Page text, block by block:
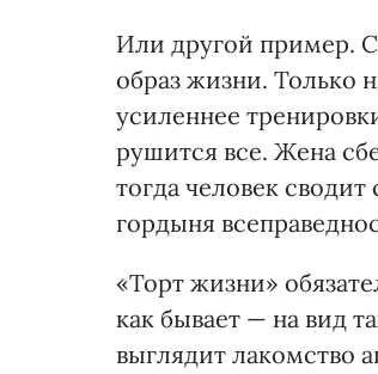
Или другой пример.
образ жизни. Только
усиленнее
рушится все. Жена
тогда человек
гордыня
«Торт жизни»
как бывает — на вид
выглядит лакомство